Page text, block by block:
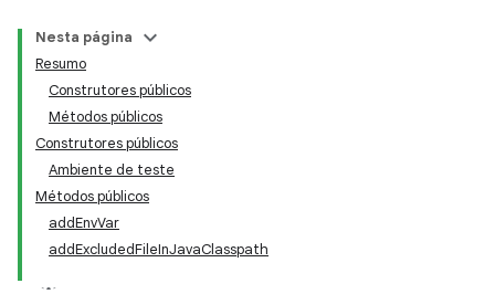
Nesta página
Resumo
Construtores públicos
Métodos públicos
Construtores públicos
Ambiente de teste
Métodos públicos
addEnvVar
addExcludedFileInJavaClasspath